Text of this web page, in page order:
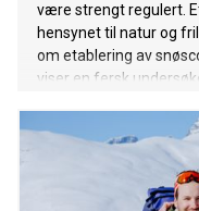
være strengt regulert.
hensynet til natur og
om etablering av
viser en fersk